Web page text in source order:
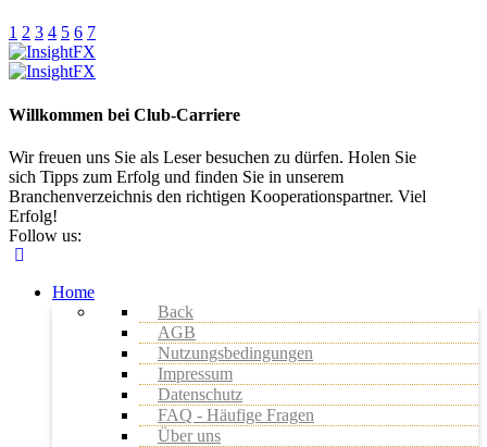
1 2 3 4 5 6 7
Willkommen bei Club-Carriere
Wir freuen uns Sie als Leser besuchen zu dürfen. Holen Sie
sich Tipps zum Erfolg und finden Sie in unserem
Branchenverzeichnis den richtigen Kooperationspartner. Viel
Erfolg!
Follow us:
Home
Back
AGB
Nutzungsbedingungen
Impressum
Datenschutz
FAQ - Häufige Fragen
Über uns